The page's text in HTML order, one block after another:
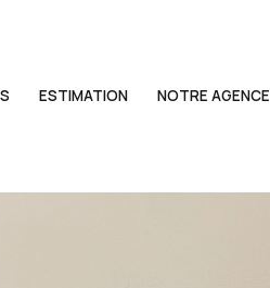
ESTIMATION NOTRE AGENCE